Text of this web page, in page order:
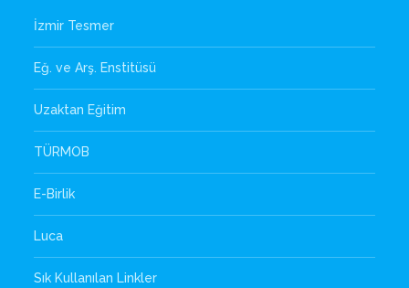
İzmir Tesmer
Eğ. ve Arş. Enstitüsü
Uzaktan Eğitim
TÜRMOB
E-Birlik
Luca
Sık Kullanılan Linkler